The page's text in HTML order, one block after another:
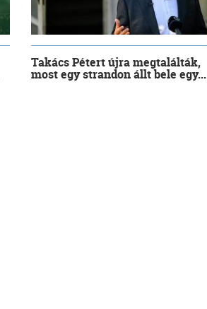
Takács Pétert újra megtalálták,
most egy strandon állt bele egy...